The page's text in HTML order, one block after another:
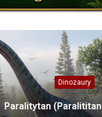
Dinozaury
(Paralititan